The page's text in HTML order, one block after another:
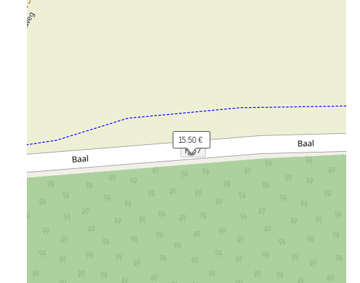
15.50 €